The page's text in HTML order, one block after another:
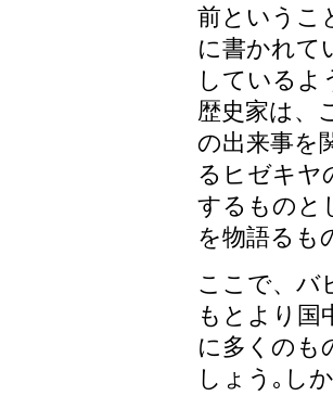
前というこ
に書かれて
しているよ
歴史家は、
の出来事を
るヒゼキヤ
するものと
を物語るも
ここで、バ
もとより国
に多くのも
しょう｡し